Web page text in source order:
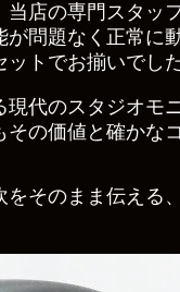
店の専門スタッ
問題なく正常
トでお揃いでした
代のスタジオモ
の価値と確かな
そのまま伝える